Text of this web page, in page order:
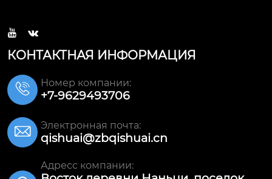
 
КОНТАКТНАЯ ИНФОРМАЦИЯ
 Номер компании:
+7-9629493706
 Электронная почта:
qishuai@zbqishuai.cn
Адресс компании: